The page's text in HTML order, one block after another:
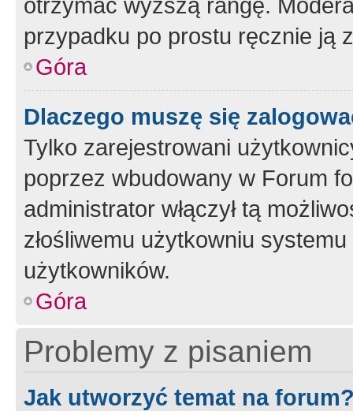
przypadku po prostu ręcznie ją
Góra
Dlaczego muszę się
Tylko zarejestrowani
poprzez wbudowany w Forum
administrator włączył tą
złośliwemu użytkowniu
użytkowników.
Góra
Problemy z pisaniem
Jak utworzyć temat na